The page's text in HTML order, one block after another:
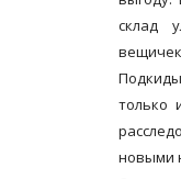
склад
только
новыми